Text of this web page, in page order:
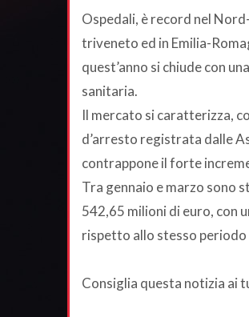
Ospedali, è record nel
triveneto ed in Emilia-
quest’anno si chiude con
sanitaria.
Il mercato si caratterizza,
d’arresto registrata dalle
contrappone il forte
Tra gennaio e marzo sono
542,65 milioni di euro, con
rispetto allo stesso periodo
Consiglia questa notizia ai